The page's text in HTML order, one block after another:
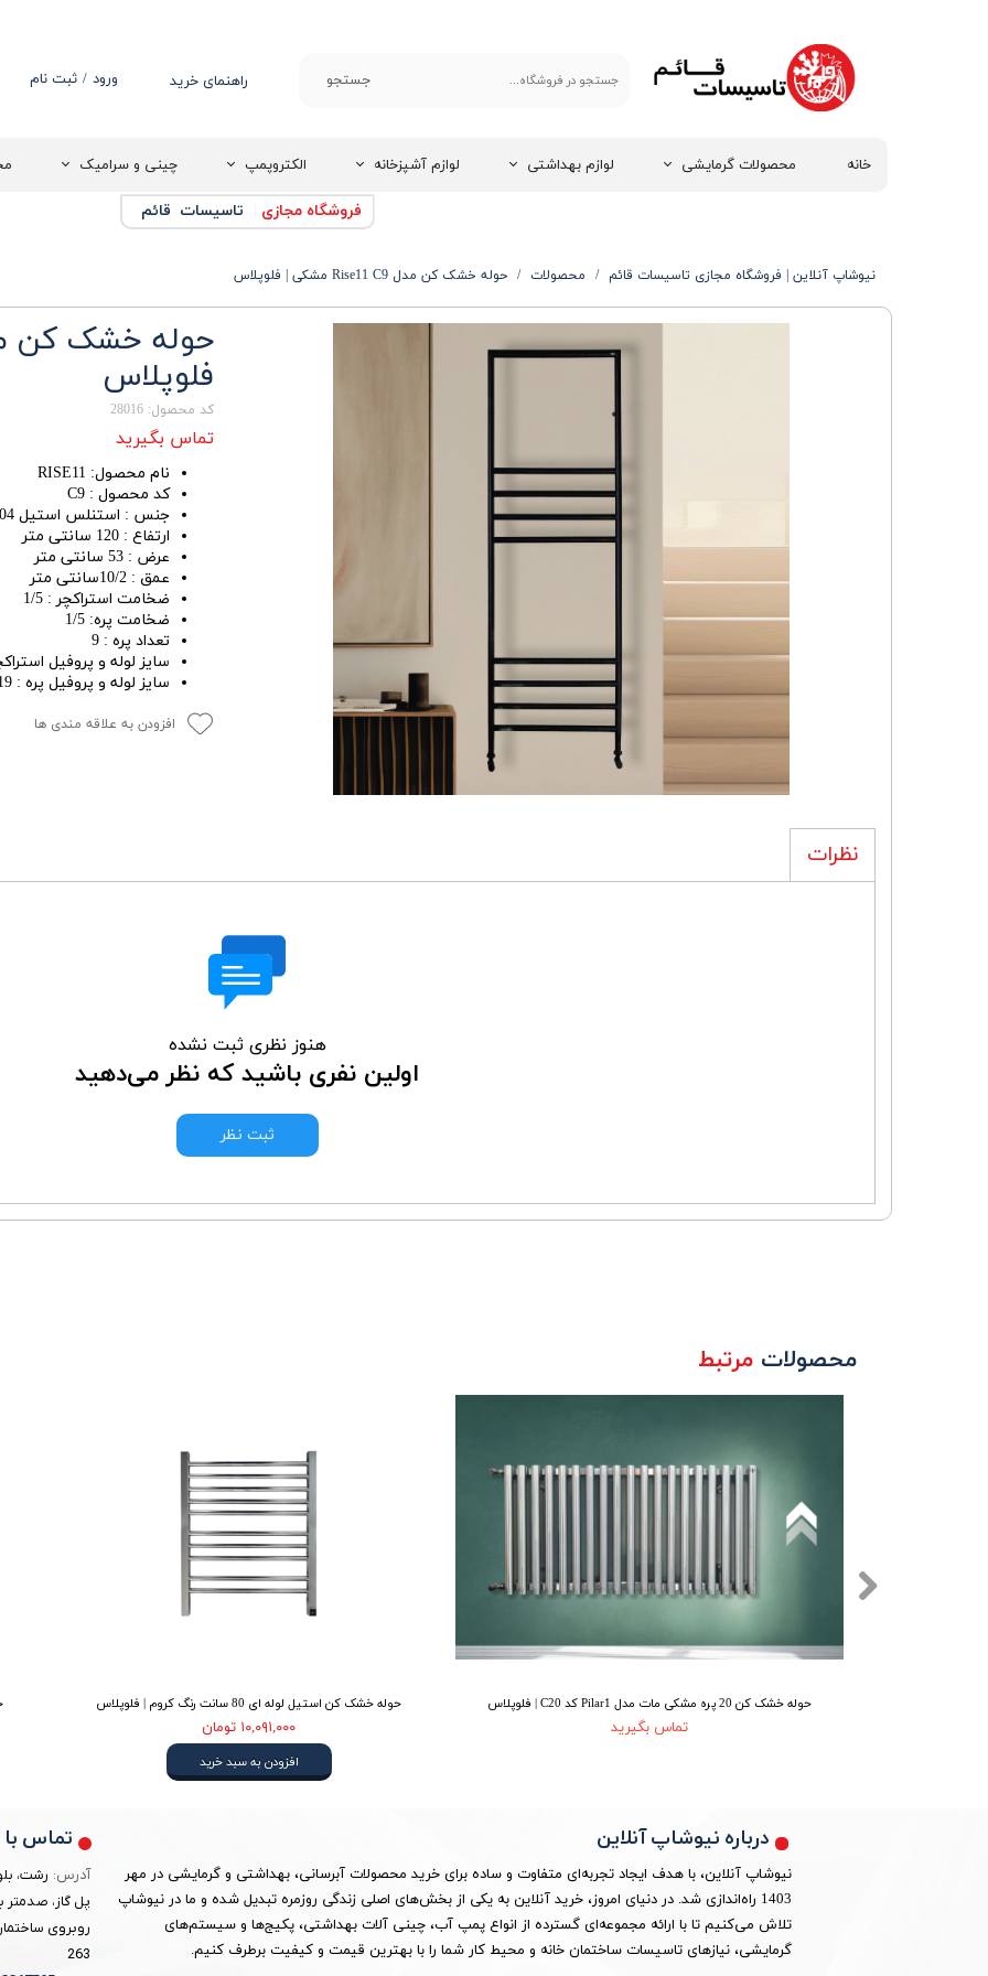
جستجو ورود / ثبت نام
تغییر گذر واژه خانه محصولات گرمایشی لوازم بهداشتی لوازم آشپزخانه الکتروپمپ چینی و سرامیک
راهنمای خرید
فروشگاه مجازی تاسیسات قائم
نیوشاپ آنلاین | فروشگاه مجازی تاسیسات قائم محصولات حوله خشک کن مدل Rise11 C9 مشکی | فلوپلاس
فلوپلاس
کد محصول: 28016
تماس بگیرید
نام محصول: RISE11
کد محصول : C9
جنس : استنلس استیل 304
ارتفاع : 120 سانتی متر
عرض : 53 سانتی متر
عمق : 10/2سانتی متر
ضخامت استراکچر : 1/5
ضخامت پره: 1/5
تعداد پره : 9
سایز لوله و پروفیل استراکچر :
سایز لوله و پروفیل پره : 19
افزودن به علاقه مندی ها
نظرات
هنوز نظری ثبت نشده
اولین نفری باشید که نظر می‌دهید
ثبت نظر
حوله خشک کن استیل لوله ای 80 سانت رنگ کروم | فلوپلاس
۱۰,۰۹۱,۰۰۰ تومان
افزودن به سبد خرید
حوله خشک کن 20 پره مشکی مات مدل Pilar1 کد C20 | فلوپلاس
تماس بگیرید
محصولات مرتبط
درباره نیوشاپ آنلاین
نیوشاپ آنلاین، با هدف ایجاد تجربه‌ای متفاوت و ساده برای خرید محصولات آبرسانی، بهداشتی و گرمایشی در مهر
1403 راه‌اندازی شد. در دنیای امروز، خرید آنلاین به یکی از بخش‌های اصلی زندگی روزمره تبدیل شده و ما در نیوشاپ
تلاش می‌کنیم تا با ارائه مجموعه‌ای گسترده از انواع پمپ آب، چینی آلات بهداشتی، پکیج‌ها و سیستم‌های
گرمایشی، نیازهای تاسیسات ساختمان خانه و محیط کار شما را با بهترین قیمت و کیفیت برطرف کنیم.
تماس با
آدرس: رشت،
پل گاز، صدمتر
روبروی
263